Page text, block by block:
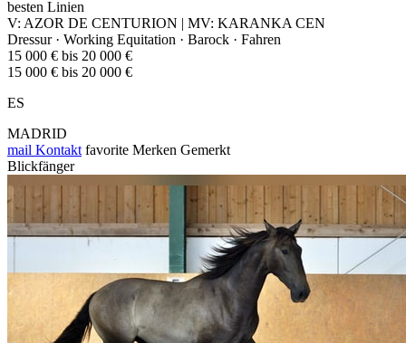
besten Linien
V: AZOR DE CENTURION | MV: KARANKA CEN
Dressur · Working Equitation · Barock · Fahren
15 000 € bis 20 000 €
15 000 € bis 20 000 €
ES
MADRID
mail Kontakt favorite Merken Gemerkt
Blickfänger